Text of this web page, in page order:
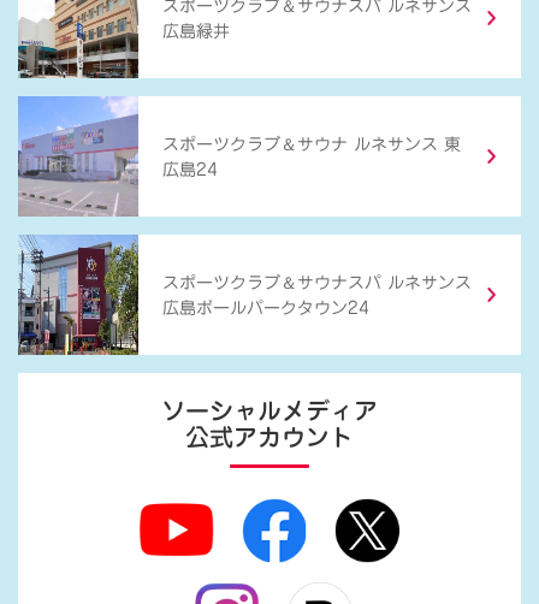
スポーツクラブ
サウナスパ ルネサンス
広島緑井
スポーツクラブ ＆ サウナ ルネサンス 東
広島24
スポーツクラブ ＆ サウナスパ ルネサンス
広島ボールパークタウン24
ソーシャルメディア
公式アカウント